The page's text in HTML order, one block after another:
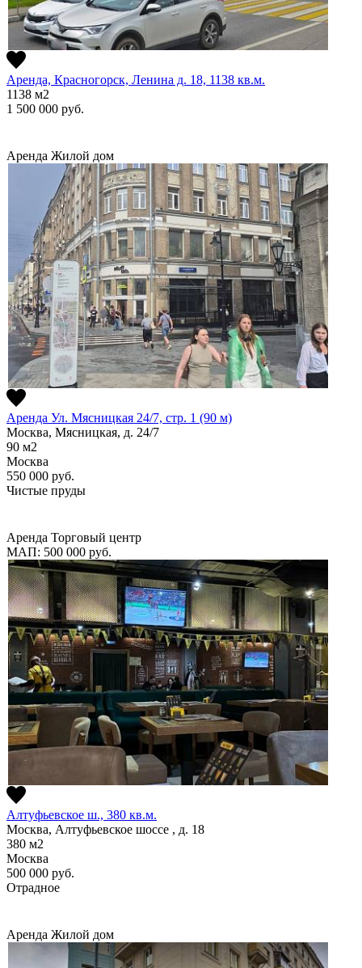
Аренда, Красногорск, Ленина д. 18, 1138 кв.м.
1138 м2
1 500 000 руб.
Аренда Жилой дом
Аренда Ул. Мясницкая 24/7, стр. 1 (90 м)
Москва, Мясницкая, д. 24/7
90 м2
Москва
550 000 руб.
Чистые пруды
Аренда Торговый центр
МАП: 500 000 руб.
Алтуфьевское ш., 380 кв.м.
Москва, Алтуфьевское шоссе , д. 18
380 м2
Москва
500 000 руб.
Отрадное
Аренда Жилой дом